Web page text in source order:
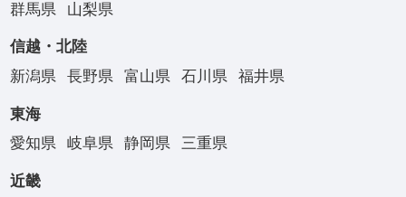
群馬県
山梨県
信越・北陸
新潟県
長野県 富山県 石川県 福井県
東海
愛知県
岐阜県 静岡県 三重県
近畿